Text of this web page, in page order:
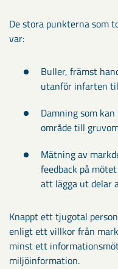
De stora punkterna som
var:
Buller, främst
utanför infarten
Damning som
område till
Mätning av
feedback på
att lägga ut delar
Knappt ett tjugotal
enligt ett villkor från
minst ett
miljöinformation.